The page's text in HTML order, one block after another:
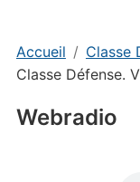
Accueil
Classe
Classe Défense.
Webradio